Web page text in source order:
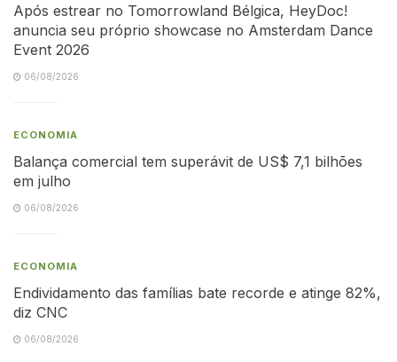
Após estrear no Tomorrowland Bélgica, HeyDoc!
anuncia seu próprio showcase no Amsterdam Dance
Event 2026
06/08/2026
ECONOMIA
Balança comercial tem superávit de US$ 7,1 bilhões
em julho
06/08/2026
ECONOMIA
Endividamento das famílias bate recorde e atinge 82%,
diz CNC
06/08/2026